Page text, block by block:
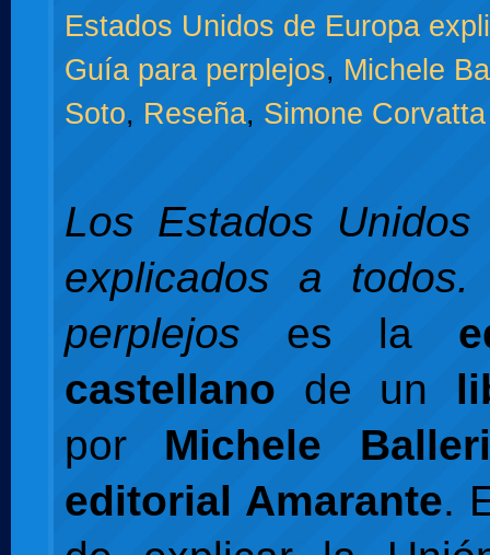
Estados Unidos de Europa
Guía para perplejos, Michele
Soto, Reseña, Simone Corvatta
Los Estados
explicados a
perplejos es la
castellano de un
por Michele
editorial Amarante.